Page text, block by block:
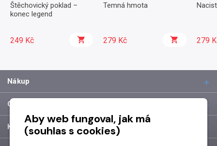
Štěchovický poklad –
konec legend
249 Kč
Temná hmota
279 Kč 279
Nákup
O společnosti
Kontakt
Aby web fungoval, jak má
(souhlas s cookies)